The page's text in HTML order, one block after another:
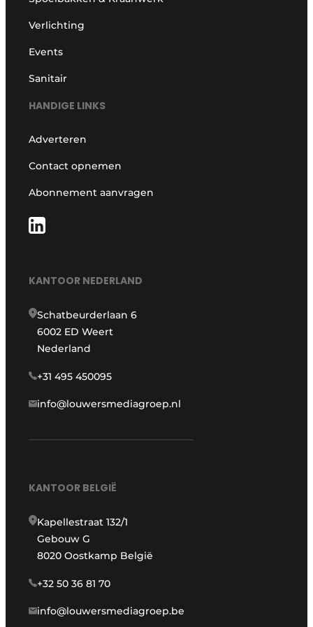
Verlichting
Events
Sanitair
HANDIGE LINKS
Adverteren
Contact opnemen
Abonnement aanvragen
KANTOOR NEDERLAND
Schatbeurderlaan 6
6002 ED Weert
Nederland
+31 495 450095
info@louwersmediagroep.nl
KANTOOR BELGIË
Kapellestraat 132/1
Gebouw G
8020 Oostkamp België
+32 50 36 81 70
info@louwersmediagroep.be